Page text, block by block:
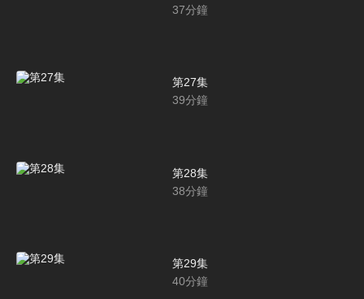
37分鐘
第27集
39分鐘
第28集
38分鐘
第29集
40分鐘